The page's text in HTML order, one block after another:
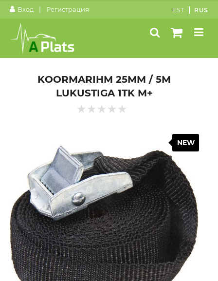
Вход | Регистрация EST RUS
KOORMARIHM 25MM / 5M
LUKUSTIGA 1TK M+
NEW